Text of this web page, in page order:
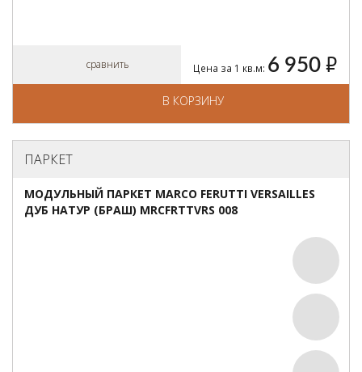
сравнить Цена за 1 кв.м: 6 950 руб.
В КОРЗИНУ
ПАРКЕТ
МОДУЛЬНЫЙ ПАРКЕТ MARCO FERUTTI VERSAILLES
ДУБ НАТУР (БРАШ) MRCFRTTVRS 008